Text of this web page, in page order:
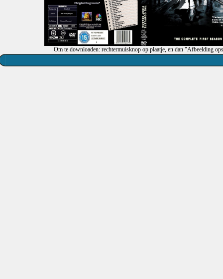
Om te downloaden: rechtermuisknop op plaatje, en dan "Afbeelding